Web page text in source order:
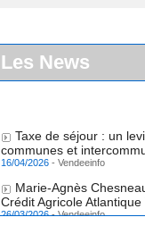
Les News
Taxe de séjour : un
communes et
16/04/2026 -Vendeeinfo
Marie-Agnès
Crédit Agricole Atlantique
26/03/2026 - Vendeeinfo